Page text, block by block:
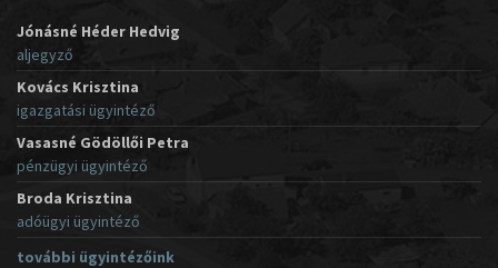
Jónásné Héder Hedvig
aljegyző
Kovács Krisztina
igazgatási ügyintéző
Vasasné Gödöllői Petra
pénzügyi ügyintéző
Broda Krisztina
adóügyi ügyintéző
további ügyintézőink